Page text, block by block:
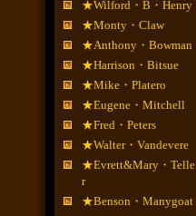
★Wilford・B・Henry
★Monty・Claw
★Anthony・Bowman
★Harrison・Bitsue
★Mike・Platero
★Eugene・Mitchell
★Fred・Peters
★Walter・Vandevere
★Evrett&Mary・Telle
r
★Benson・Manygoat